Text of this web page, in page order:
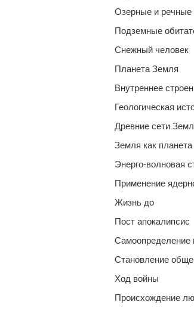
Озерные и речные
Подземные
Снежный человек
Планета Земля
Внутреннее
Геологическая
Древние сети
Земля как планета
Энерго-волновая
Применение
Жизнь до
Пост апокалипсис
Самоопределение
Становление
Ход войны
Происхождение